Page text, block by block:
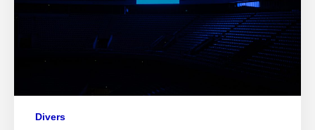
Divers